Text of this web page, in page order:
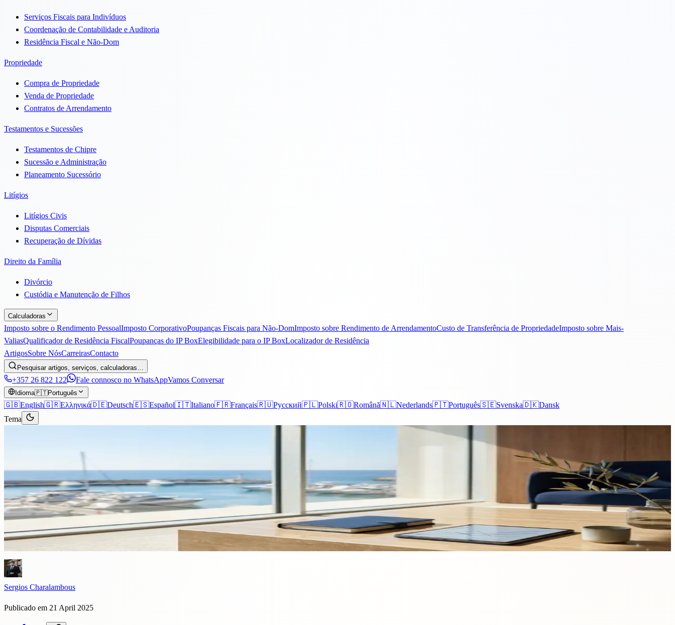
Serviços Fiscais para Indivíduos
Coordenação de Contabilidade e Auditoria
Residência Fiscal e Não-Dom
Propriedade
Compra de Propriedade
Venda de Propriedade
Contratos de Arrendamento
Testamentos e Sucessões
Testamentos de Chipre
Sucessão e Administração
Planeamento Sucessório
Litígios
Litígios Civis
Disputas Comerciais
Recuperação de Dívidas
Direito da Família
Divórcio
Custódia e Manutenção de Filhos
Calculadoras
Imposto sobre o Rendimento PessoalImposto CorporativoPoupanças Fiscais para Não-DomImposto sobre Rendimento de ArrendamentoCusto de Transferência de PropriedadeImposto sobre Mais-
ValiasQualificador de Residência FiscalPoupanças do IP BoxElegibilidade para o IP BoxLocalizador de Residência
ArtigosSobre NósCarreirasContacto
Pesquisar artigos, serviços, calculadoras…
+357 26 822 122 Fale connosco no WhatsAppVamos Conversar
Idioma🇵🇹Português
🇬🇧English🇬🇷Ελληνικά🇩🇪Deutsch🇪🇸Español🇮🇹Italiano🇫🇷Français🇷🇺Русский🇵🇱Polski🇷🇴Română🇳🇱Nederlands🇵🇹Português🇸🇪Svenska🇩🇰Dansk
Tema
Empresas de Investimento em Chipre (CIFs): Estrutura Legal, Licenciamento e Oportunidades
de Negócio
Introdução Chipre emergiu como uma jurisdição preferida para estabelecer empresas de investimento dentro da União Europeia. Com um quadro regulatório moderno totalmente alinhado com a MiFID II, um
competitivo...
Sergios Charalambous
Publicado em 21 April 2025